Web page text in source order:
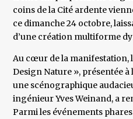
coins de la Cité ardente
ce dimanche 24 octobre,
d’une création multiforme
Au cœur de la manifestation,
Design Nature », présentée à
une scénographique
ingénieur Yves Weinand, a
Parmi les événements